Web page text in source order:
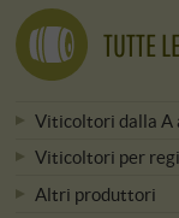
TUTTE
Viticoltori dalla A
Viticoltori per
Altri produttori